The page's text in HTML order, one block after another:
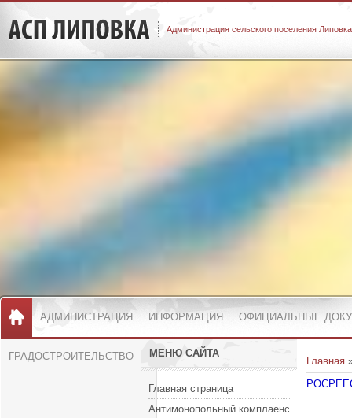
Администрация сельского поселения
АДМИНИСТРАЦИЯ ИНФОРМАЦИЯ ОФИЦИАЛЬНЫЕ
ГРАДОСТРОИТЕЛЬСТВО МЕНЮ САЙТА
Главная страница
Антимонопольный комплаенс
Главная